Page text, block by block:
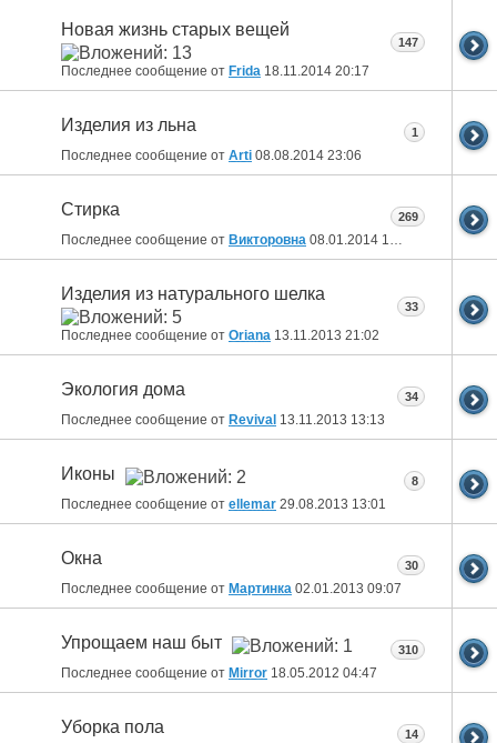
Новая жизнь старых вещей
Последнее сообщение от Fridа 18.11.2014 20:17
147
Изделия из льна
Последнее сообщение от Arti 08.08.2014 23:06
1
Стирка
Последнее сообщение от Викторовна 08.01.2014 17:42
269
Изделия из натурального шелка
Последнее сообщение от Oriana 13.11.2013 21:02
33
Экология дома
Последнее сообщение от Revival 13.11.2013 13:13
34
Иконы
Последнее сообщение от ellemar 29.08.2013 13:01
8
Окна
Последнее сообщение от Мартинка 02.01.2013 09:07
30
Упрощаем наш быт
Последнее сообщение от Mirror 18.05.2012 04:47
310
Уборка пола 14